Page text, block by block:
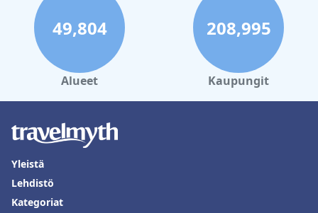
49,804
Alueet
208,995
Kaupungit
Yleistä
Lehdistö
Kategoriat